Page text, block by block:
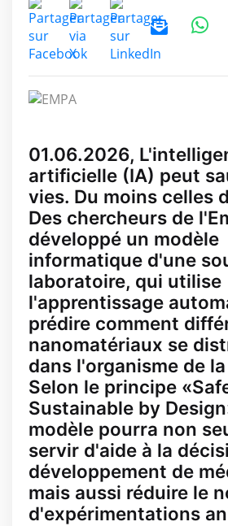
01.06.2026,
artificielle (IA) peut
vies. Du moins celles
Des chercheurs de
développé un modèle
informatique d'une
laboratoire, qui utilise
l'apprentissage
prédire comment
nanomatériaux se
dans l'organisme de
Selon le principe
Sustainable by
modèle pourra non
servir d'aide à la
développement de
mais aussi réduire le
d'expérimentations